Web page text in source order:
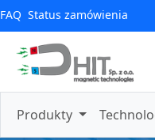
FAQ Status zamówienia
Produkty